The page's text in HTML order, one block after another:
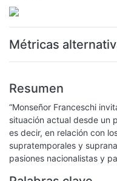
Métricas
Resumen
“Monseñor Franceschi
situación actual desde un
es decir, en relación con
supratemporales y
pasiones nacionalistas y